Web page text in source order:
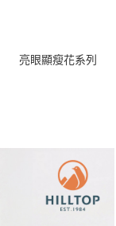
亮眼顯瘦花系列